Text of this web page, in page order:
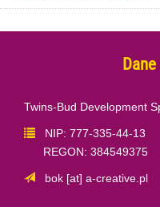
Twins-Bud Development
NIP: 777-335-44-13
REGON: 384549375
bok [at] a-creative.pl